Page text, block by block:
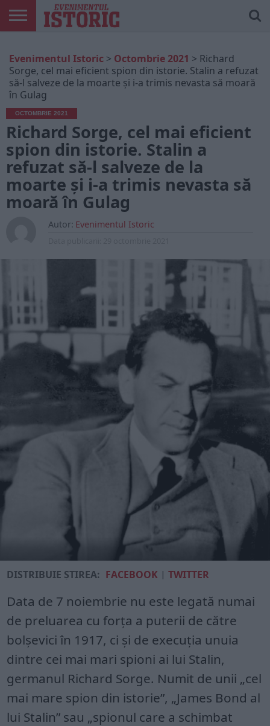
ONLINE
EDIȚII
TIPĂRITE
ISTORIC
PLAY
CONTUL
MEU
Evenimentul Istoric > Octombrie 2021 > Richard
Sorge, cel mai eficient spion din istorie. Stalin a refuzat
să-l salveze de la moarte și i-a trimis nevasta să moară
în Gulag
OCTOMBRIE 2021
Richard Sorge, cel mai eficient
spion din istorie. Stalin a
refuzat să-l salveze de la
moarte și i-a trimis nevasta să
moară în Gulag
Autor: Evenimentul Istoric
DISTRIBUIE ȘTIREA: FACEBOOK |TWITTER
Data de 7 noiembrie nu este legată numai
de preluarea cu forța a puterii de către
bolșevici în 1917, ci și de execuția unuia
dintre cei mai mari spioni ai lui Stalin,
germanul Richard Sorge. Numit de unii „cel
mai mare spion din istorie”, „James Bond al
lui Stalin” sau „spionul care a schimbat